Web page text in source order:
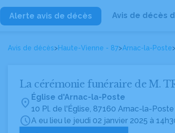
Alerte avis de décès Avis de décès
Avis de décès>Haute-Vienne - 87>Arnac-la-Poste>
La cérémonie funéraire de M.
location_on Église d'Arnac-la-Poste
10 Pl. de l'Église, 87160 Arnac-la-Poste
scheduleA eu lieu le jeudi 02 janvier 2025 à